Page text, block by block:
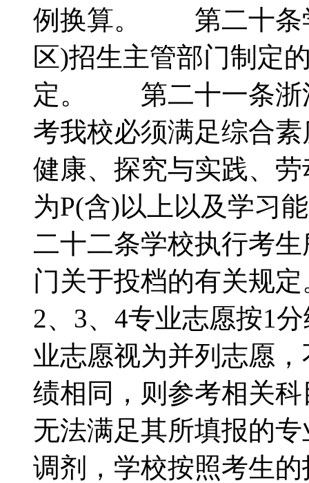
例换算。 第二十条
区)招生主管部门制定
定。 第二十一条浙
考我校必须满足综合
健康、探究与实践、
为P(含)以上以及学
二十二条学校执行考
门关于投档的有关规
2、3、4专业志愿按1
业志愿视为并列志愿
绩相同，则参考相关
无法满足其所填报的
调剂，学校按照考生